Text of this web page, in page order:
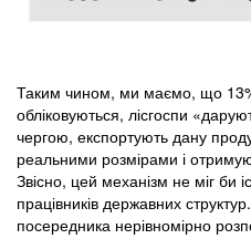
Таким чином, ми маємо, що
обліковуються, лісгоспи
чергою, експортують дану
реальними розмірами і
Звісно, цей механізм не міг би
працівників державних
посередника нерівномірно